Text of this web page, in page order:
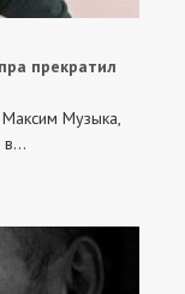
прекратил
Музыка,